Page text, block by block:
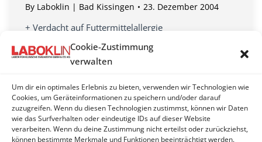
Cookie-Zustimmung
verwalten
Um dir ein optimales Erlebnis zu bieten, verwenden wir Technologien wie
Cookies, um Geräteinformationen zu speichern und/oder darauf
zuzugreifen. Wenn du diesen Technologien zustimmst, können wir Daten
wie das Surfverhalten oder eindeutige IDs auf dieser Website
verarbeiten. Wenn du deine Zustimmung nicht erteilst oder zurückziehst,
können bestimmte Merkmale und Funktionen beeinträchtigt werden.
By Laboklin | Bad Kissingen 23. Dezember 2004
+ Verdacht auf Futtermittelallergie
+ Harnwegsinfektionen durch uropathogene E.coli
bei Hunden
beim Dobermann, Manchester Terrier und Pudel
+ Kombinierte anti-retrovirale Therapie (GART)
+ Die Frühsommermeningoenzephalitis (FSME)
…